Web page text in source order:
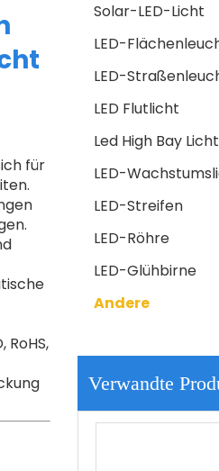
für
RoHS,
Solar-LED-Licht
LED-
LED-
LED Flutlicht
Led High Bay Licht
LED-
LED-Streifen
LED-Röhre
LED-Glühbirne
Andere
Verwandte
LED -